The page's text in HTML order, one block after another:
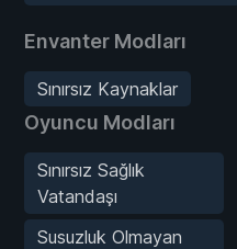
Envanter Modları
Sınırsız Kaynaklar
Oyuncu Modları
Sınırsız Sağlık
Vatandaşı
Susuzluk Olmayan